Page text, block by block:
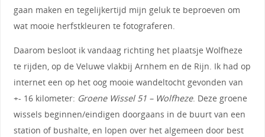
gaan maken en tegelijkertijd mijn geluk te beproeven om
wat mooie herfstkleuren te fotograferen.
Daarom besloot ik vandaag richting het plaatsje Wolfheze
te rijden, op de Veluwe vlakbij Arnhem en de Rijn. Ik had op
internet een op het oog mooie wandeltocht gevonden van
+- 16 kilometer: Groene Wissel 51 – Wolfheze. Deze groene
wissels beginnen/eindigen doorgaans in de buurt van een
station of bushalte, en lopen over het algemeen door best